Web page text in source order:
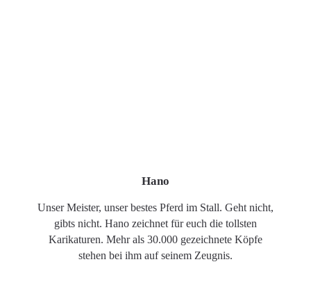
Hano
Unser Meister, unser bestes Pferd im Stall. Geht nicht,
gibts nicht. Hano zeichnet für euch die tollsten
Karikaturen. Mehr als 30.000 gezeichnete Köpfe
stehen bei ihm auf seinem Zeugnis.